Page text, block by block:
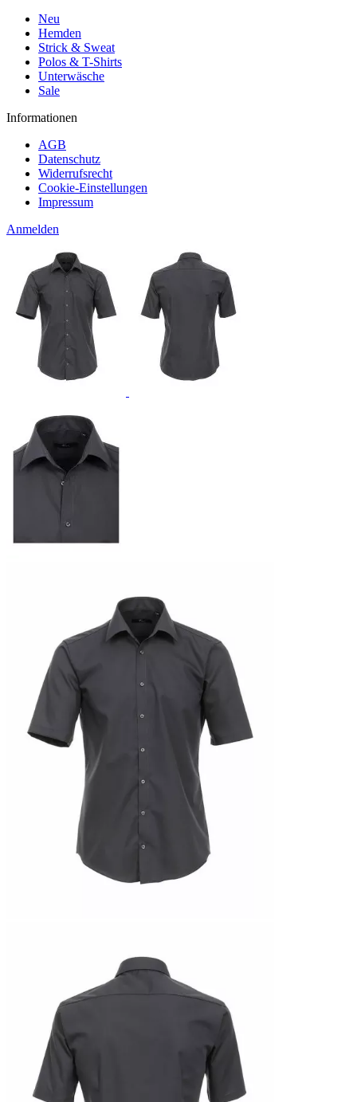
Neu
Hemden
Strick & Sweat
Polos & T-Shirts
Unterwäsche
Sale
Informationen
AGB
Datenschutz
Widerrufsrecht
Cookie-Einstellungen
Impressum
Anmelden